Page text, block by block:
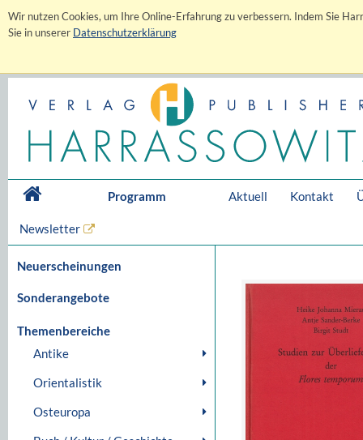
Wir nutzen Cookies, um Ihre Online-Erfahrung zu verbessern. Indem Sie
Sie in unserer Datenschutzerklärung
Programm Aktuell Kontakt
Newsletter
Neuerscheinungen
Sonderangebote
Themenbereiche
Antike
Orientalistik
Osteuropa